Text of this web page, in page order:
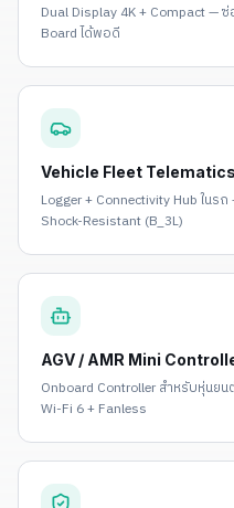
Dual Display 4K + Compact —
Board ได้พอดี
Vehicle Fleet Telematics
Logger + Connectivity Hub ในร
Shock-Resistant (B_3L)
AGV / AMR Mini
Onboard Controller สำหรับหุ่นย
Wi-Fi 6 + Fanless